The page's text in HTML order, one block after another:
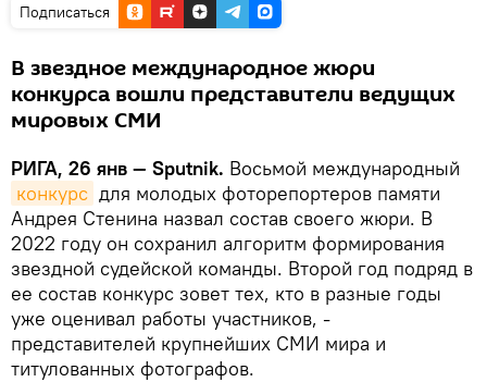
Подписаться
В звездное международное жюри
конкурса вошли представители ведущих
мировых СМИ
РИГА, 26 янв — Sputnik. Восьмой международный
конкурс для молодых фоторепортеров памяти
Андрея Стенина назвал состав своего жюри. В
2022 году он сохранил алгоритм формирования
звездной судейской команды. Второй год подряд в
ее состав конкурс зовет тех, кто в разные годы
уже оценивал работы участников, -
представителей крупнейших СМИ мира и
титулованных фотографов.